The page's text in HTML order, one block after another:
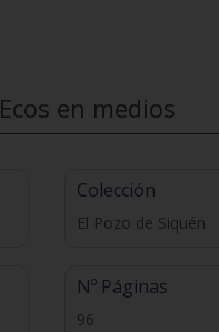
Ecos en medios
Colección
El Pozo de Siquén
Nº Páginas
96